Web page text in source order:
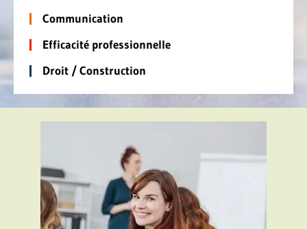
Communication
Efficacité professionnelle
Droit / Construction